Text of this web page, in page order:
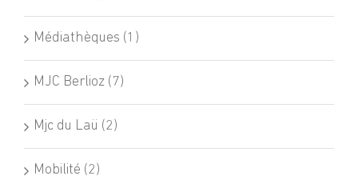
Médiathèques (1)
MJC Berlioz (7)
Mjc du Laü (2)
Mobilité (2)